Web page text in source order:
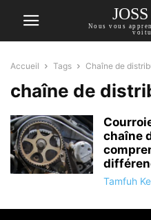
Nous vous
Accueil Tags Chaîne de
chaîne de
chaîne
Tamfuh